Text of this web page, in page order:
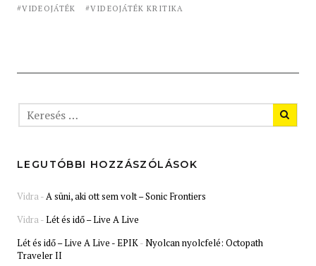
VIDEOJÁTÉK
VIDEOJÁTÉK KRITIKA
LEGUTÓBBI HOZZÁSZÓLÁSOK
Vidra-A süni, aki ott sem volt – Sonic Frontiers
Vidra-Lét és idő – Live A Live
Lét és idő – Live A Live - EPIK-Nyolcan nyolcfelé: Octopath
Traveler II